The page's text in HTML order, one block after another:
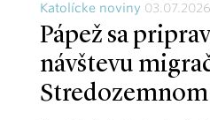
Katolícke noviny 03.07.2026
Pápež sa
návštevu